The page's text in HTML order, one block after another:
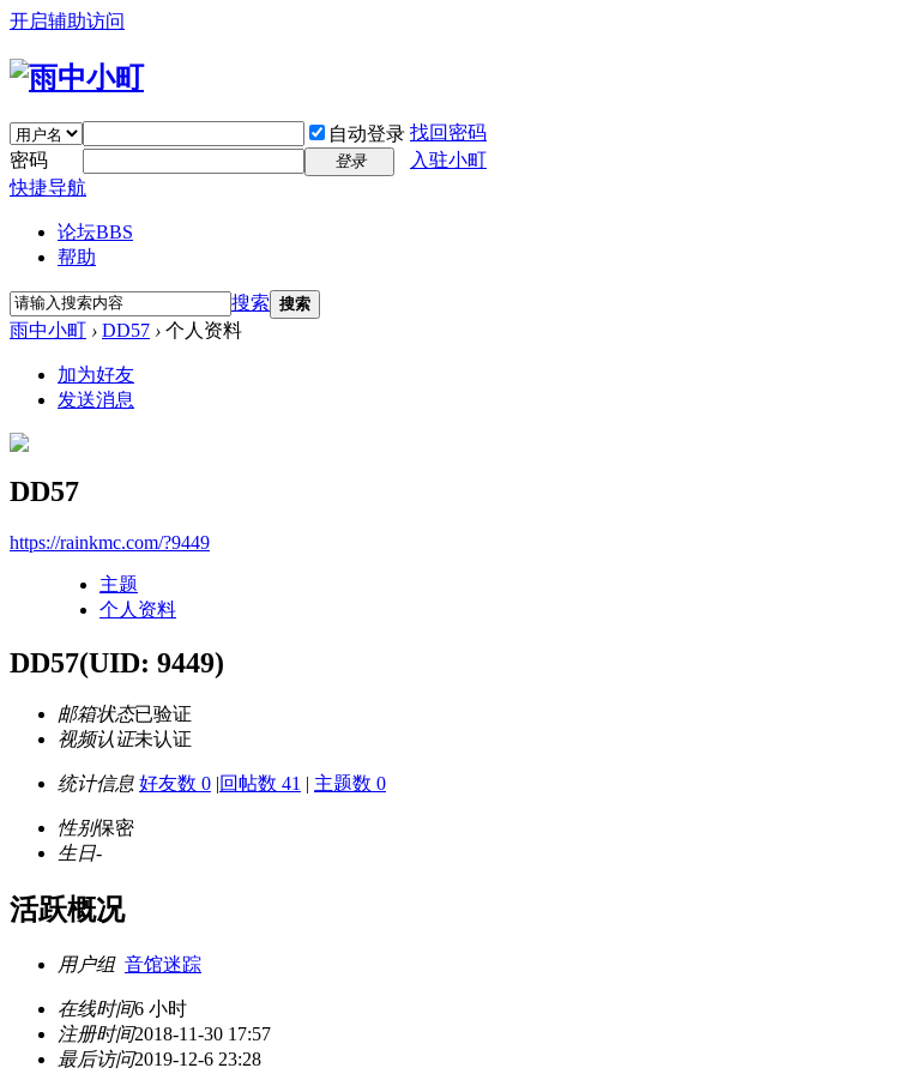
开启辅助访问
自动登录 找回密码
密码
登录
入驻小町
快捷导航
论坛BBS
帮助
搜索 搜索
雨中小町 › DD57 › 个人资料
加为好友
发送消息
DD57
https://rainkmc.com/?9449
主题
个人资料
DD57(UID: 9449)
邮箱状态已验证
视频认证未认证
统计信息 好友数 0 |回帖数 41 | 主题数 0
性别保密
生日-
活跃概况
用户组 音馆迷踪
在线时间6 小时
注册时间2018-11-30 17:57
最后访问2019-12-6 23:28